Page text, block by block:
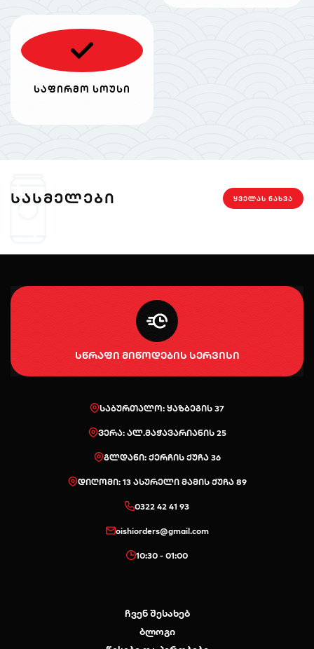
საფირმო სოუსი
ᲡᲐᲡᲛᲔᲚᲔᲑᲘ ᲧᲕᲔᲚᲐᲡ ᲜᲐᲮᲕᲐ
სწრაფი მიწოდების სერვისი
საბურთალო: ყაზბეგის 37
ვერა: ალ.მაჭავარიანის 25
გლდანი: ქერჩის ქუჩა 36
დიღომი: 13 ასურელი მამის ქუჩა 89
0322 42 41 93
oishiorders@gmail.com
10:30 - 01:00
ჩვენ შესახებ
ბლოგი